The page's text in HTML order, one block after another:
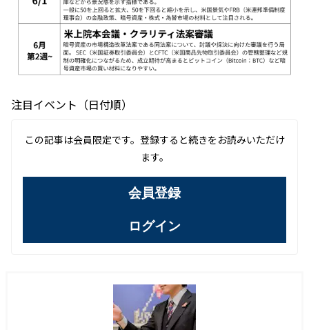
注目イベント（日付順）
この記事は会員限定です。登録すると続きをお読みいただけ
ます。
会員登録
ログイン